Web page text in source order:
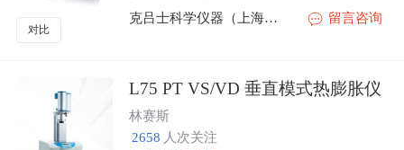
对比
克吕士科学仪器（上海）有限公司
留言咨询
L75 PT VS/VD 垂直模式热膨胀仪
林赛斯
2658 人次关注